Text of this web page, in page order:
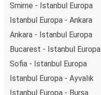
Smirne - Istanbul Europa
Istanbul Europa - Ankara
Ankara - Istanbul Europa
Bucarest - Istanbul Europa
Sofia - Istanbul Europa
Istanbul Europa - Ayvalık
Istanbul Europa - Bursa